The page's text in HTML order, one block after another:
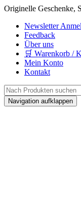
Originelle Geschenke,
Newsletter
Feedback
Über uns
🛒 Warenkorb /
Mein Konto
Kontakt
Navigation aufklappen